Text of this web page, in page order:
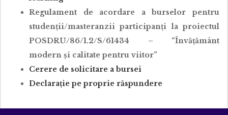
Regulament de acordare a burselor pentru
studenții/masteranzii participanți la proiectul
POSDRU/86/1.2/S/61434 – “Învățământ
modern și calitate pentru viitor”
Cerere de solicitare a bursei
Declarație pe proprie răspundere